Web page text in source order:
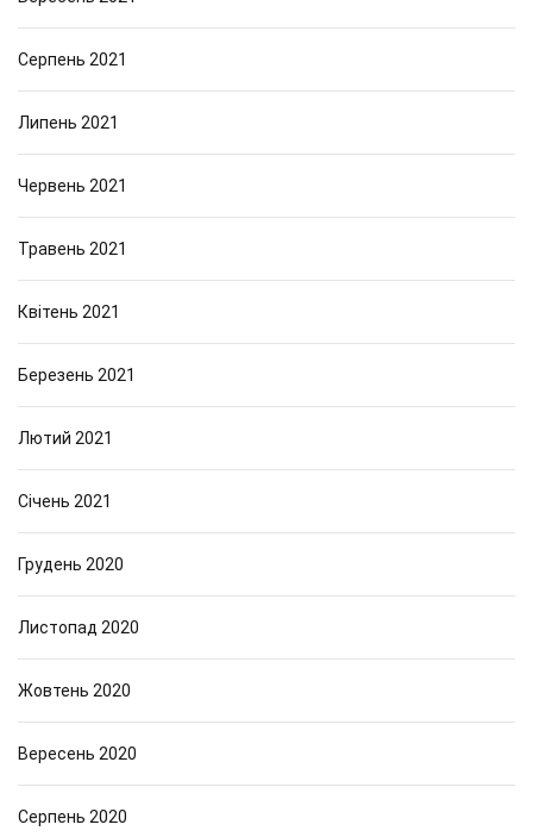
Серпень 2021
Липень 2021
Червень 2021
Травень 2021
Квітень 2021
Березень 2021
Лютий 2021
Січень 2021
Грудень 2020
Листопад 2020
Жовтень 2020
Вересень 2020
Серпень 2020